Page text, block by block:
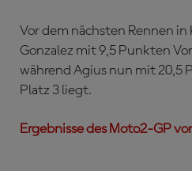
Vor dem nächsten Rennen
Gonzalez mit 9,5 Punkten
während Agius nun mit 20,5
Platz 3 liegt.
Ergebnisse des Moto2-GP